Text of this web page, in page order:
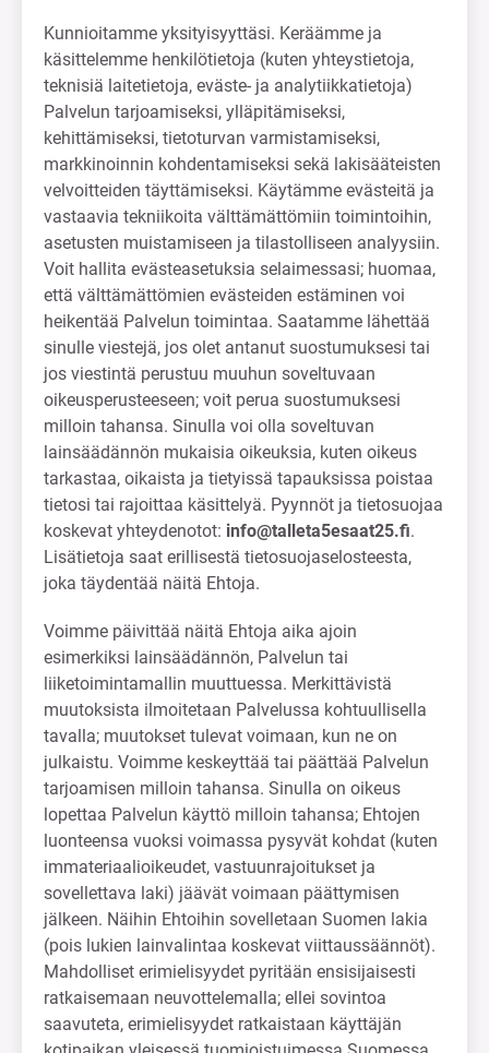
Kunnioitamme yksityisyyttäsi. Keräämme ja
käsittelemme henkilötietoja (kuten yhteystietoja,
teknisiä laitetietoja, eväste- ja analytiikkatietoja)
Palvelun tarjoamiseksi, ylläpitämiseksi,
kehittämiseksi, tietoturvan varmistamiseksi,
markkinoinnin kohdentamiseksi sekä lakisääteisten
velvoitteiden täyttämiseksi. Käytämme evästeitä ja
vastaavia tekniikoita välttämättömiin toimintoihin,
asetusten muistamiseen ja tilastolliseen analyysiin.
Voit hallita evästeasetuksia selaimessasi; huomaa,
että välttämättömien evästeiden estäminen voi
heikentää Palvelun toimintaa. Saatamme lähettää
sinulle viestejä, jos olet antanut suostumuksesi tai
jos viestintä perustuu muuhun soveltuvaan
oikeusperusteeseen; voit perua suostumuksesi
milloin tahansa. Sinulla voi olla soveltuvan
lainsäädännön mukaisia oikeuksia, kuten oikeus
tarkastaa, oikaista ja tietyissä tapauksissa poistaa
tietosi tai rajoittaa käsittelyä. Pyynnöt ja tietosuojaa
koskevat yhteydenotot: info@talleta5esaat25.fi.
Lisätietoja saat erillisestä tietosuojaselosteesta,
joka täydentää näitä Ehtoja.
Voimme päivittää näitä Ehtoja aika ajoin
esimerkiksi lainsäädännön, Palvelun tai
liiketoimintamallin muuttuessa. Merkittävistä
muutoksista ilmoitetaan Palvelussa kohtuullisella
tavalla; muutokset tulevat voimaan, kun ne on
julkaistu. Voimme keskeyttää tai päättää Palvelun
tarjoamisen milloin tahansa. Sinulla on oikeus
lopettaa Palvelun käyttö milloin tahansa; Ehtojen
luonteensa vuoksi voimassa pysyvät kohdat (kuten
immateriaalioikeudet, vastuunrajoitukset ja
sovellettava laki) jäävät voimaan päättymisen
jälkeen. Näihin Ehtoihin sovelletaan Suomen lakia
(pois lukien lainvalintaa koskevat viittaussäännöt).
Mahdolliset erimielisyydet pyritään ensisijaisesti
ratkaisemaan neuvottelemalla; ellei sovintoa
saavuteta, erimielisyydet ratkaistaan käyttäjän